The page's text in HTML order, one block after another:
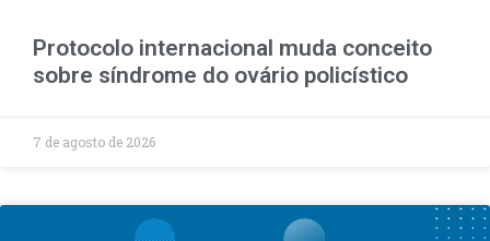
Protocolo internacional muda conceito
sobre síndrome do ovário policístico
7 de agosto de 2026